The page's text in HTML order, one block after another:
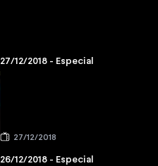
27/12/2018 - Especial
27/12/2018
26/12/2018 - Especial